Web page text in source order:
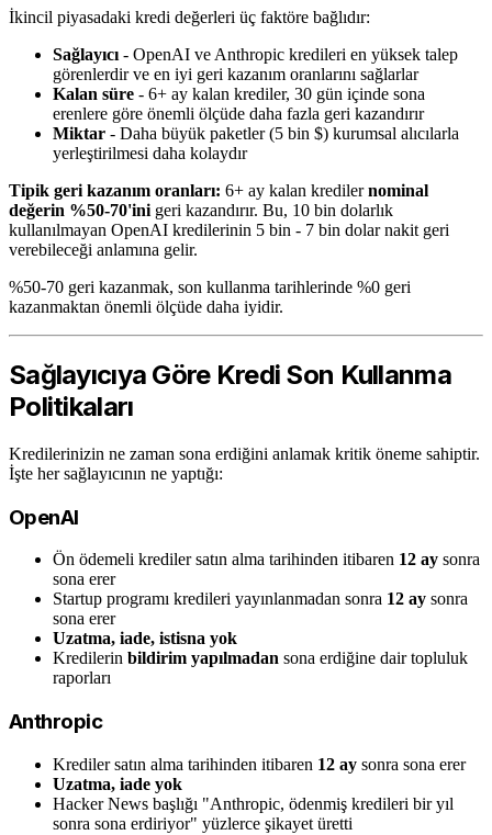
İkincil piyasadaki kredi değerleri üç faktöre bağlıdır:
Sağlayıcı - OpenAI ve Anthropic kredileri en yüksek talep
görenlerdir ve en iyi geri kazanım oranlarını sağlarlar
Kalan süre - 6+ ay kalan krediler, 30 gün içinde sona
erenlere göre önemli ölçüde daha fazla geri kazandırır
Miktar - Daha büyük paketler (5 bin $) kurumsal alıcılarla
yerleştirilmesi daha kolaydır
Tipik geri kazanım oranları: 6+ ay kalan kredilernominal
değerin %50-70'ini geri kazandırır. Bu, 10 bin dolarlık
kullanılmayan OpenAI kredilerinin 5 bin - 7 bin dolar nakit geri
verebileceği anlamına gelir.
%50-70 geri kazanmak, son kullanma tarihlerinde %0 geri
kazanmaktan önemli ölçüde daha iyidir.
Sağlayıcıya Göre Kredi Son Kullanma
Politikaları
Kredilerinizin ne zaman sona erdiğini anlamak kritik öneme sahiptir.
İşte her sağlayıcının ne yaptığı:
OpenAI
Ön ödemeli krediler satın alma tarihinden itibaren 12 ay sonra
sona erer
Startup programı kredileri yayınlanmadan sonra 12 ay sonra
sona erer
Uzatma, iade, istisna yok
Kredilerin bildirim yapılmadan sona erdiğine dair topluluk
raporları
Anthropic
Krediler satın alma tarihinden itibaren 12 ay sonra sona erer
Uzatma, iade yok
Hacker News başlığı "Anthropic, ödenmiş kredileri bir yıl
sonra sona erdiriyor" yüzlerce şikayet üretti